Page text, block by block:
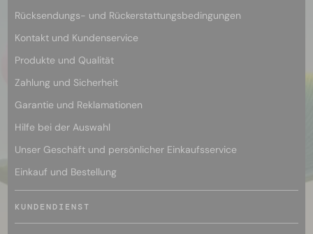
Rücksendungs- und Rückerstattungsbedingungen
Kontakt und Kundenservice
Produkte und Qualität
Zahlung und Sicherheit
Garantie und Reklamationen
Hilfe bei der Auswahl
Unser Geschäft und persönlicher Einkaufsservice
Einkauf und Bestellung
KUNDENDIENST